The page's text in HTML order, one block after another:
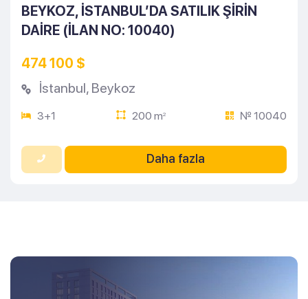
BEYKOZ, İSTANBUL’DA SATILIK ŞIRIN
DAIRE (İLAN NO: 10040)
474 100 $
İstanbul, Beykoz
3+1 200 m2 № 10040
Daha fazla